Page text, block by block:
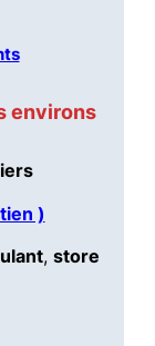
environs
)
, store